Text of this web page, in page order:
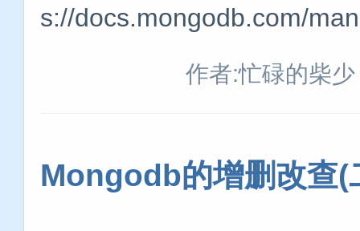
s://docs.mongodb.com/
作者:忙碌的柴少
Mongodb的增删改查(